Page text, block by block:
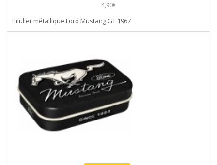
4,90€
Pilulier métallique Ford Mustang GT 1967